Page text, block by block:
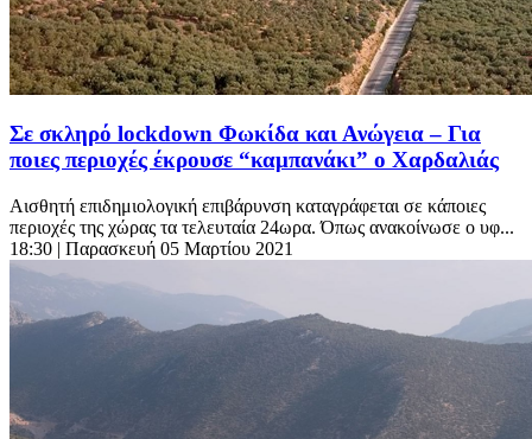
Σε σκληρό lockdown Φωκίδα και Ανώγεια – Για
ποιες περιοχές έκρουσε “καμπανάκι” ο Χαρδαλιάς
Αισθητή επιδημιολογική επιβάρυνση καταγράφεται σε κάποιες
περιοχές της χώρας τα τελευταία 24ωρα. Όπως ανακοίνωσε ο υφ...
18:30 | Παρασκευή 05 Μαρτίου 2021